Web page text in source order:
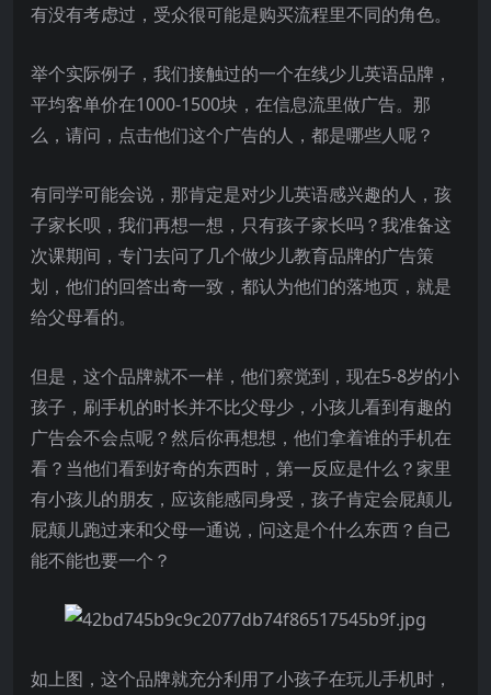
有没有考虑过，受众很可能是购买流程里不同的角色。
举个实际例子，我们接触过的一个在线少儿英语品牌，
平均客单价在1000-1500块，在信息流里做广告。那
么，请问，点击他们这个广告的人，都是哪些人呢？
有同学可能会说，那肯定是对少儿英语感兴趣的人，孩
子家长呗，我们再想一想，只有孩子家长吗？我准备这
次课期间，专门去问了几个做少儿教育品牌的广告策
划，他们的回答出奇一致，都认为他们的落地页，就是
给父母看的。
但是，这个品牌就不一样，他们察觉到，现在5-8岁的小
孩子，刷手机的时长并不比父母少，小孩儿看到有趣的
广告会不会点呢？然后你再想想，他们拿着谁的手机在
看？当他们看到好奇的东西时，第一反应是什么？家里
有小孩儿的朋友，应该能感同身受，孩子肯定会屁颠儿
屁颠儿跑过来和父母一通说，问这是个什么东西？自己
能不能也要一个？
如上图，这个品牌就充分利用了小孩子在玩儿手机时，